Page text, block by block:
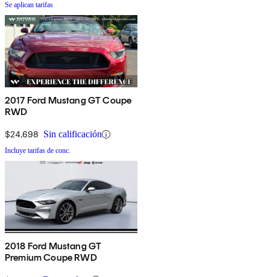
Se aplican tarifas
2017 Ford Mustang GT Coupe
RWD
$24,698 Sin calificación
Incluye tarifas de conc.
2018 Ford Mustang GT
Premium Coupe RWD